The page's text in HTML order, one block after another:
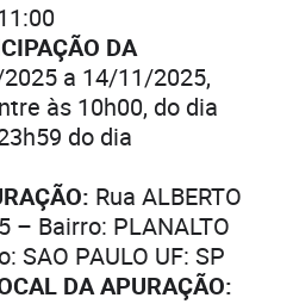
DA
a 14/11/2025,
às 10h00, do dia
do dia
Rua ALBERTO
– Bairro: PLANALTO
SAO PAULO UF: SP
DA APURAÇÃO: